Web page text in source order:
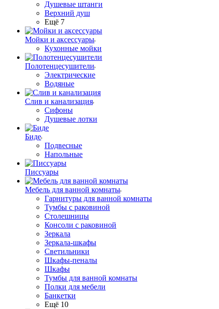
Душевые штанги
Верхний душ
Ещё 7
Мойки и аксессуары
Кухонные мойки
Полотенцесушители
Электрические
Водяные
Слив и канализация
Сифоны
Душевые лотки
Биде
Подвесные
Напольные
Писсуары
Мебель для ванной комнаты
Гарнитуры для ванной комнаты
Тумбы с раковиной
Столешницы
Консоли с раковиной
Зеркала
Зеркала-шкафы
Светильники
Шкафы-пеналы
Шкафы
Тумбы для ванной комнаты
Полки для мебели
Банкетки
Ещё 10